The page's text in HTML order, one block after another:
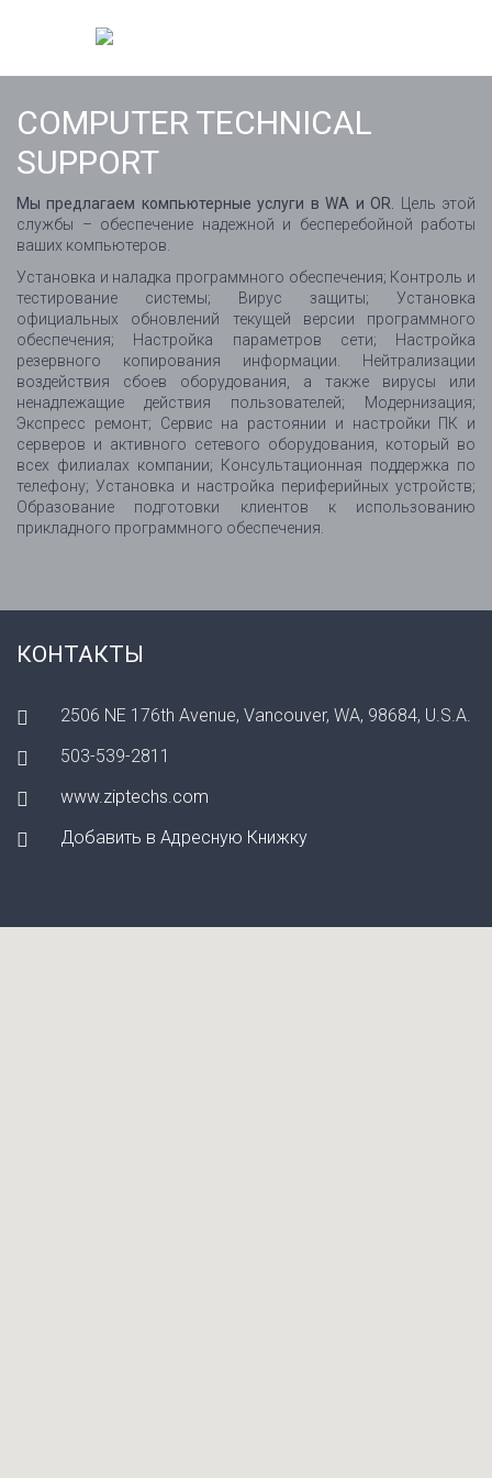
COMPUTER TECHNICAL
SUPPORT
Мы предлагаем компьютерные услуги в WA и OR.
Цель этой
службы – обеспечение надежной и бесперебойной работы
ваших компьютеров.
Установка и наладка программного обеспечения; Контроль и
тестирование системы; Вирус защиты; Установка
официальных обновлений текущей версии программного
обеспечения; Настройка параметров сети; Настройка
резервного копирования информации. Нейтрализации
воздействия сбоев оборудования, а также вирусы или
ненадлежащие действия пользователей; Модернизация;
Экспресс ремонт; Сервис на растоянии и настройки ПК и
серверов и активного сетевого оборудования, который во
всех филиалах компании; Консультационная поддержка по
телефону; Установка и настройка периферийных устройств;
Образование подготовки клиентов к использованию
прикладного программного обеспечения.
КОНТАКТЫ
2506 NE 176th Avenue, Vancouver, WA, 98684, U.S.A.
503-539-2811
www.ziptechs.com
Добавить в Адресную Книжку